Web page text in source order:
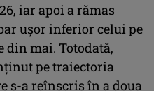
iar apoi a rămas
uşor inferior celui pe
din mai. Totodată,
pe traiectoria
s-a reînscris în a doua